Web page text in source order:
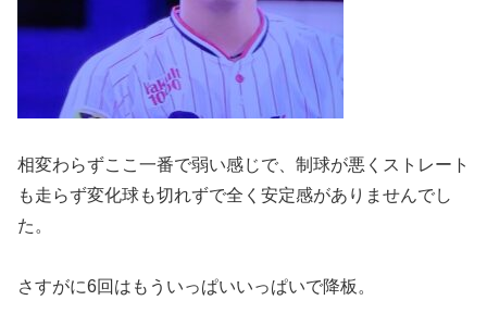
相変わらずここ一番で弱い感じで、制球が悪くストレート
も走らず変化球も切れずで全く安定感がありませんでし
た。
さすがに6回はもういっぱいいっぱいで降板。